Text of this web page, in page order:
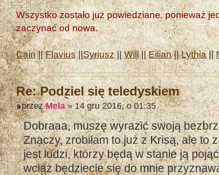
Wszystko zostało już powiedziane, ponieważ
zaczynać od nowa.
Cain||Flavius||Syriusz||Will||Eilian||Lythia||
Re: Podziel się teledyskiem
przezMela» 14 gru 2016, o 01:35
Dobraaa, muszę wyrazić swoją
Znaczy, zrobiłam to już z Krisą, ale to
jest ludzi, którzy będą w stanie ją
wciąż będziecie się do mnie